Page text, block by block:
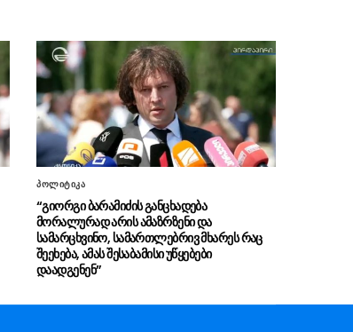
რომელმაც თავი დადო საკუთარი
სამშობლოსთვის, მოგვიანებით გამოვიდა
სააკაშვილი და თავის თავზე დაიბრალა
ანწუხელიძის გმირობა”
08.08 - 11:54“ევროსაბჭოს რეზოლუციაში
წერია, რომ კონფლიქტი ფართომასშტაბიანი
საომარი მოქმედებების ფაზაში გადავიდა
სააკაშვილის რეჟიმის მიერ ცხინვალის
დაბომბვის შემდეგ”
08.08 - 11:52შალვა პაპუაშვილის კომენტარი
(ვიდეო)
დაიწყო 8 აგვისტოს, 8 აგვისტოს შემოვიდა
პოლიტიკა
“გიორგი ბარამიძის განცხადება
მორალურად არის ამაზრზენი და
სამარცხვინო, სამართლებრივ მხარეს რაც
შეეხება, ამას შესაბამისი უწყებები
დაადგენენ”